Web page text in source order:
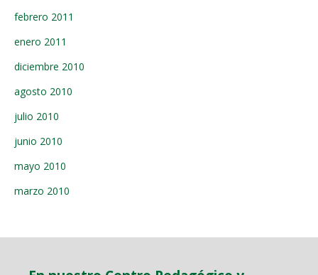
febrero 2011
enero 2011
diciembre 2010
agosto 2010
julio 2010
junio 2010
mayo 2010
marzo 2010